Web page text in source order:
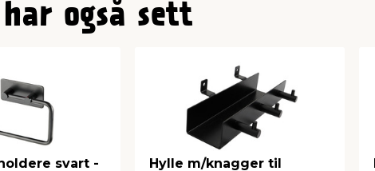
også sett
svart -
Hylle m/knagger til